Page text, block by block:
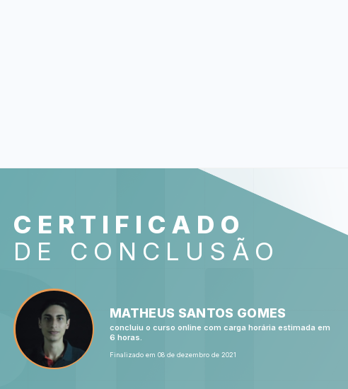
CERTIFICADO
DE CONCLUSÃO
MATHEUS SANTOS GOMES
concluiu o curso online com carga horária estimada em
6 horas.
Finalizado em 08 de dezembro de 2021
O
Foco
Como uma Empresa
Foram